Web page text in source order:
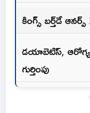
కింగ్స్ బర్త్‌డే
డయాబెటిస్,
గుర్తింపు